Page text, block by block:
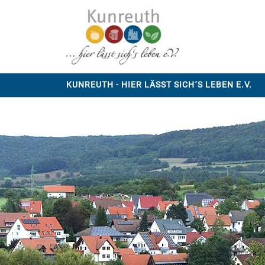
KUNREUTH - HIER LÄSST SICH´S LEBEN E.V.